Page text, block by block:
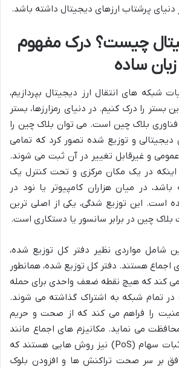
دنیای پرشتاب ارزهای دیجیتال داشته باشد.
چیست؟ درک مفهوم
ساده
شبکه های انتقال ارز دیجیتال بپردازیم،
بستر را درک کنیم. در دنیای رمزارزها، بستر
فناوری بلاک چین است. می توان بلاک چین را
و توزیع شده تصور کرد که تمامی
و غیرقابل تغییر در آن ثبت می شوند.
اینکه در یک مکان مرکزی و تحت کنترل یک
باشد، در میان هزاران کامپیوتر یا نود در
است. این توزیع شدگی، یکی از اصلی ترین
بلاک چین در برابر سانسور یا دستکاری است.
شامل مواردی نظیر دفتر کل توزیع شده،
اجماع هستند. دفتر کل توزیع شده، همانطور
کند که هیچ نقطه ضعف واحدی برای حمله
در تمام شبکه به اشتراک گذاشته می شوند.
امنیت را فراهم می کند که از صحت و حریم
می نماید. مکانیزم های اجماع مانند
اثبات کار (PoW) یا اثبات سهام (PoS) نیز روش هایی هستند که
بر سر صحت تراکنش ها و افزودن بلوک